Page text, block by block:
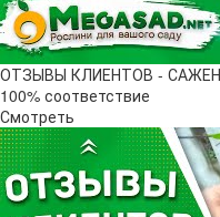
ОТЗЫВЫ КЛИЕНТОВ -
100% соответствие
Смотреть